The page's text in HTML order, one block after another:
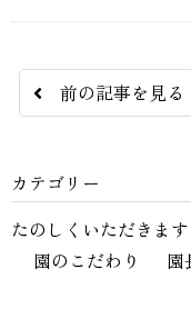
前の記事を見る
カテゴリー
たのしくいただきます
園のこだわり
園